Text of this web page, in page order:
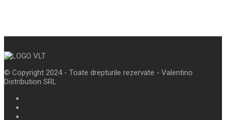
© Copyright 2024 - Toate drepturile rezervate - Valentino
Distribution SRL